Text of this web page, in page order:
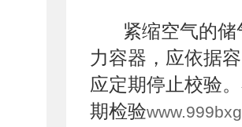
紧缩空气的
力容器，应依据
应定期停止校验
期检验